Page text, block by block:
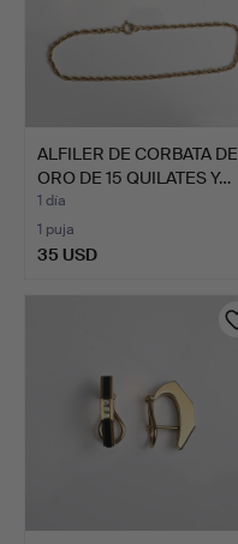
ALFILER DE CORBATA DE
ORO DE 15 QUILATES Y…
1 día
1 puja
35 USD